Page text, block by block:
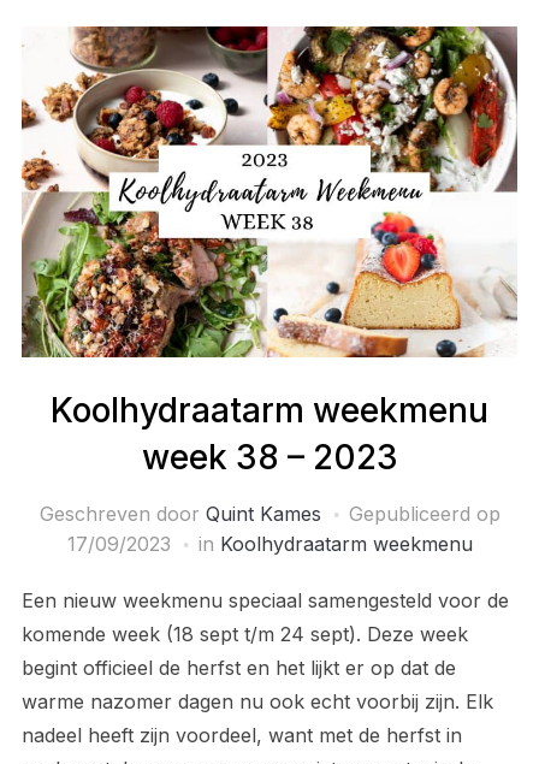
Koolhydraatarm weekmenu
week 38 – 2023
Geschreven door Quint Kames
Gepubliceerd op
17/09/2023
in Koolhydraatarm weekmenu
Een nieuw weekmenu speciaal samengesteld voor de
komende week (18 sept t/m 24 sept). Deze week
begint officieel de herfst en het lijkt er op dat de
warme nazomer dagen nu ook echt voorbij zijn. Elk
nadeel heeft zijn voordeel, want met de herfst in